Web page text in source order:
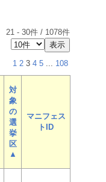
21 - 30件 / 1078件
1 2 3 4 5 ... 108
対
象
の
選
挙
区
▲
マニフェス
トID